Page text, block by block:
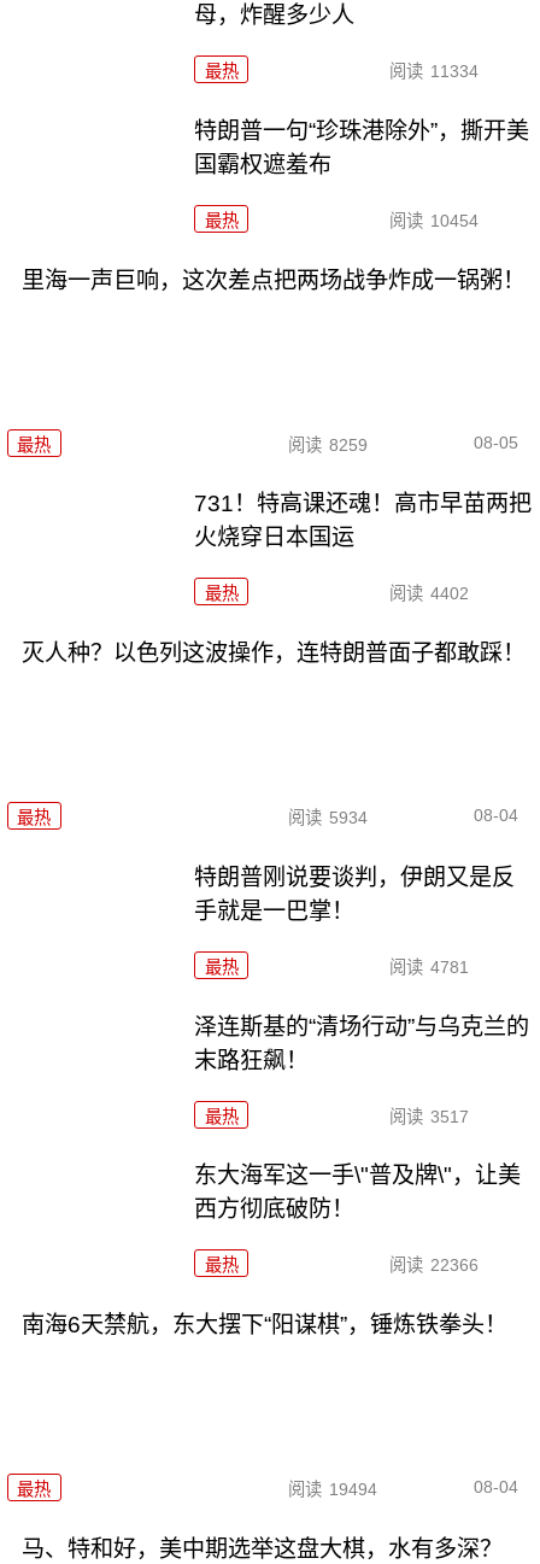
母，炸醒多少人
最热 阅读 11334
特朗普一句“珍珠港除外”，撕开美
国霸权遮羞布
最热 阅读 10454
里海一声巨响，这次差点把两场战争炸成一锅粥！
最热 阅读 8259 08-05
731！特高课还魂！高市早苗两把
火烧穿日本国运
最热 阅读 4402
灭人种？以色列这波操作，连特朗普面子都敢踩！
最热 阅读 5934 08-04
特朗普刚说要谈判，伊朗又是反
手就是一巴掌！
最热 阅读 4781
泽连斯基的“清场行动”与乌克兰的
末路狂飙！
最热 阅读 3517
东大海军这一手\"普及牌\"，让美
西方彻底破防！
最热 阅读 22366
南海6天禁航，东大摆下“阳谋棋”，锤炼铁拳头！
最热 阅读 19494 08-04
马、特和好，美中期选举这盘大棋，水有多深？